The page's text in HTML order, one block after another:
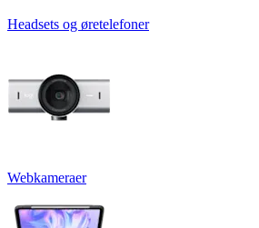
Headsets og øretelefoner
Webkameraer